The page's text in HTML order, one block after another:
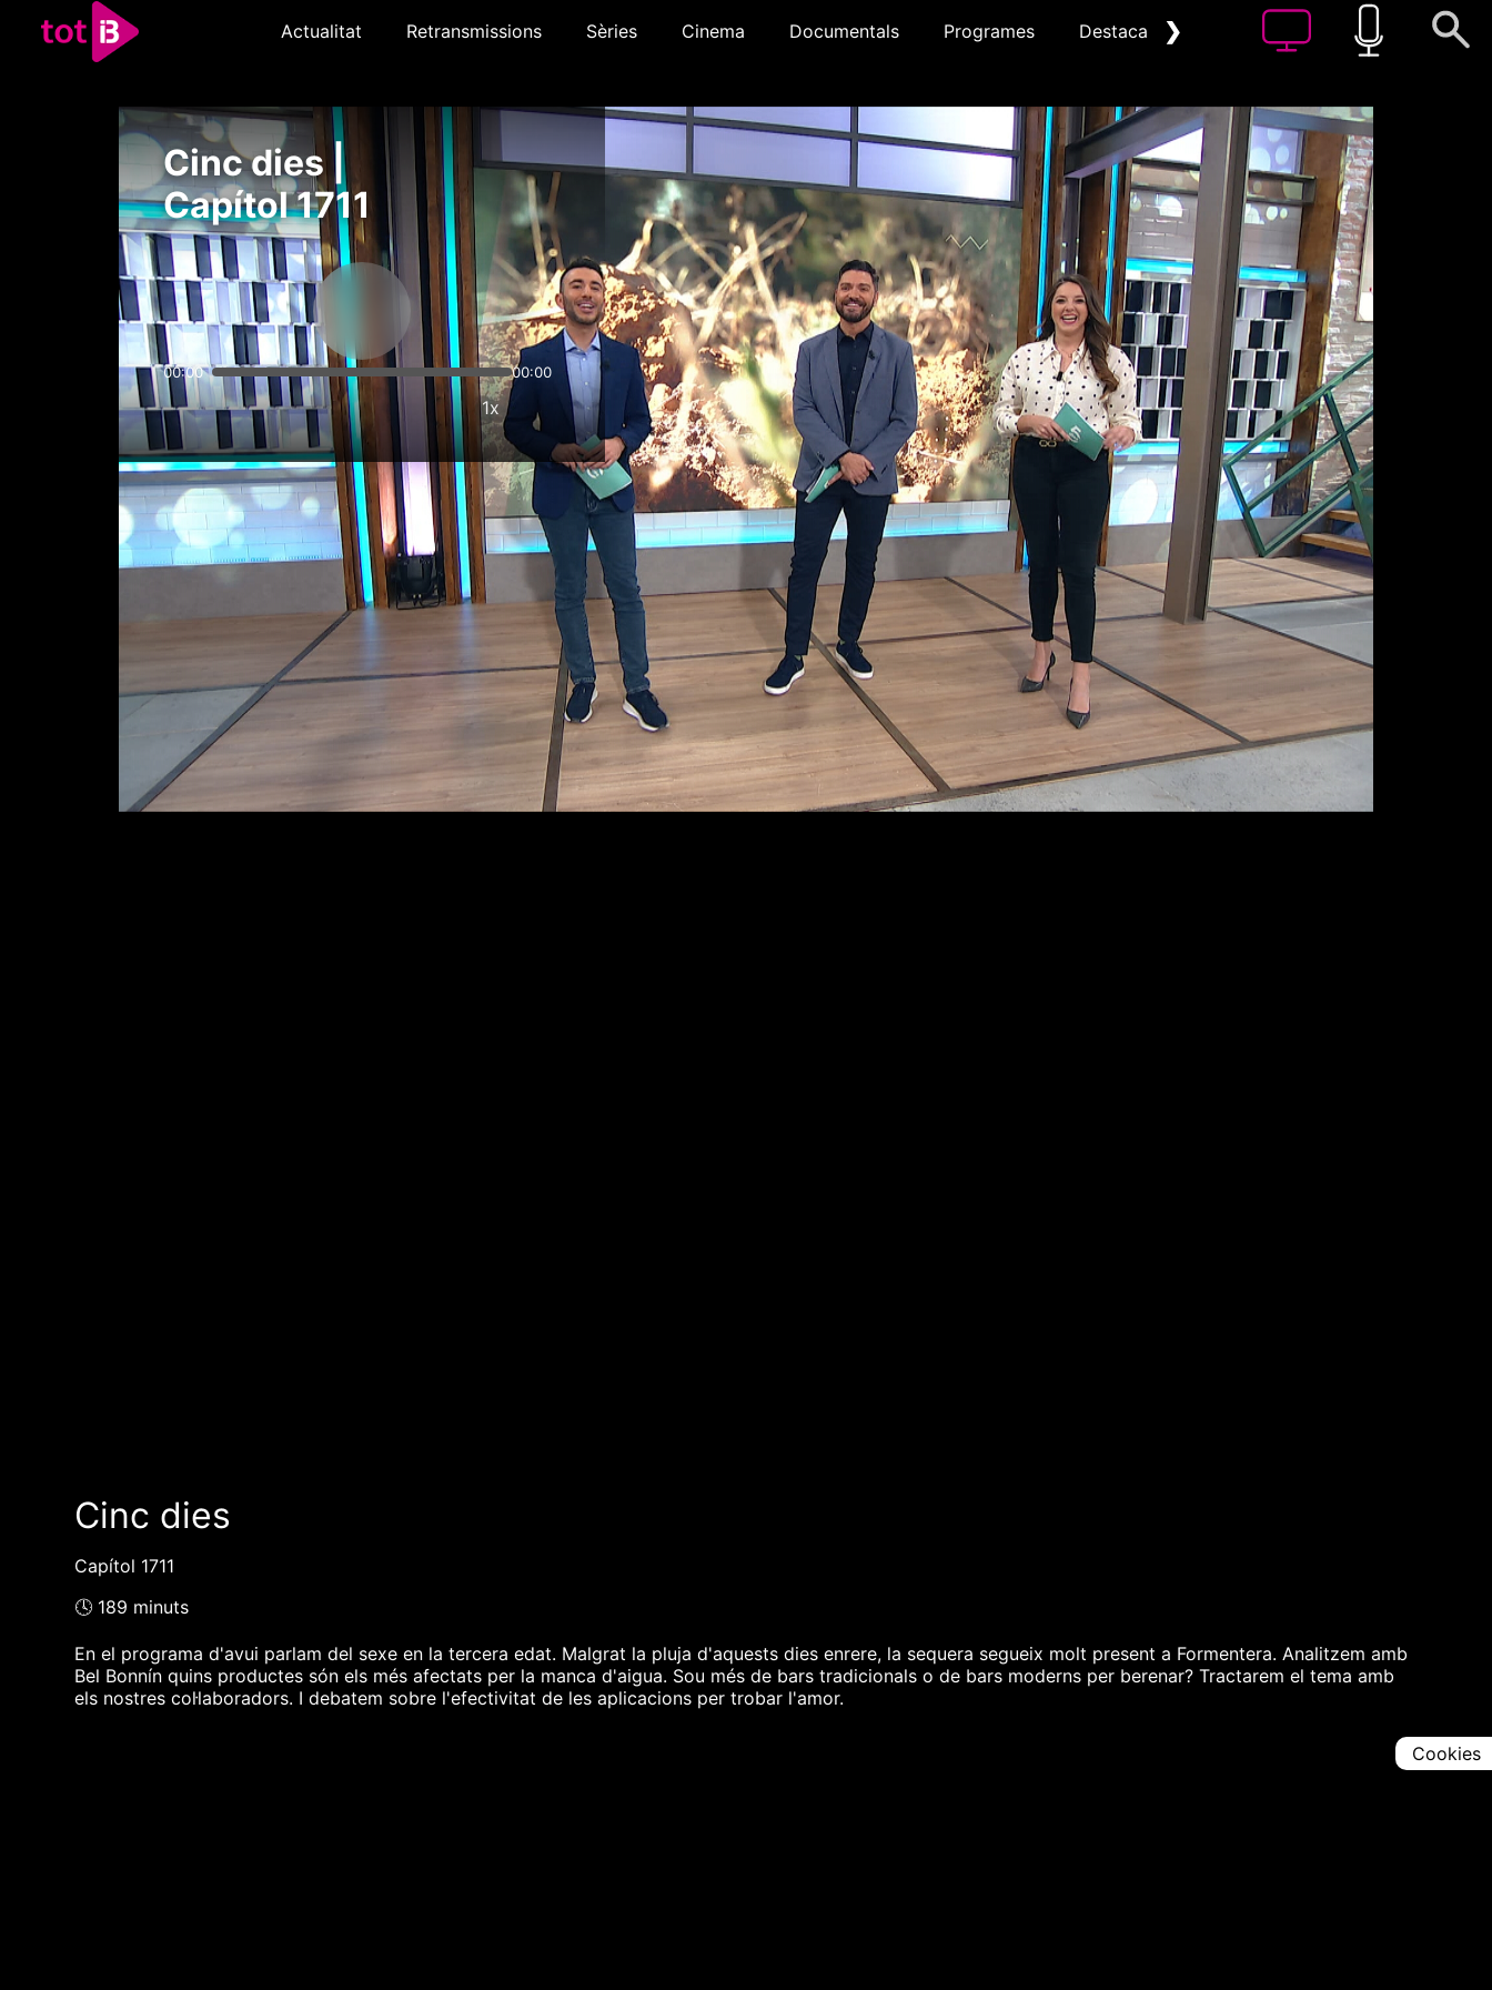
Actualitat Retransmissions Sèries Cinema Documentals Programes Destacat ❯
Cinc dies |
Capítol 1711
00:00 00:00
1x
Cinc dies
Capítol 1711
🕓 189 minuts
En el programa d'avui parlam del sexe en la tercera edat. Malgrat la pluja d'aquests dies enrere, la sequera segueix molt present a Formentera. Analitzem amb
Bel Bonnín quins productes són els més afectats per la manca d'aigua. Sou més de bars tradicionals o de bars moderns per berenar? Tractarem el tema amb
els nostres col·laboradors. I debatem sobre l'efectivitat de les aplicacions per trobar l'amor.
Cookies